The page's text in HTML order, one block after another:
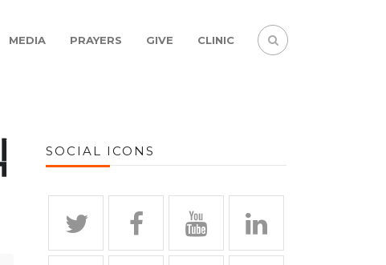
MEDIA PRAYERS GIVE CLINIC
SOCIAL ICONS